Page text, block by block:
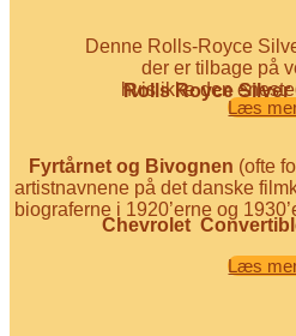
Denne Rolls-Royce
der er tilbage på
hvis ikke den
Rolls Royce Silver
Læs
Fyrtårnet og Bivognen (ofte
artistnavnene på det danske
biograferne i 1920’erne og
Chevrolet
Læs